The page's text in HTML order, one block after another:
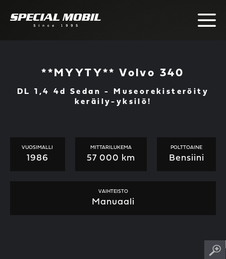
**MYYTY** Volvo 340
DL 1,4 4d Sedan - Museorekisteröity
keräily-yksilö!
VUOSIMALLI
1986
MITTARILUKEMA
57 000 km
POLTTOAINE
Bensiini
VAIHTEISTO
Manuaali